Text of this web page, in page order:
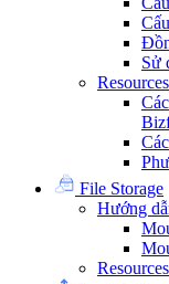
Sử
Resources
File Storage
Hướng
Resources